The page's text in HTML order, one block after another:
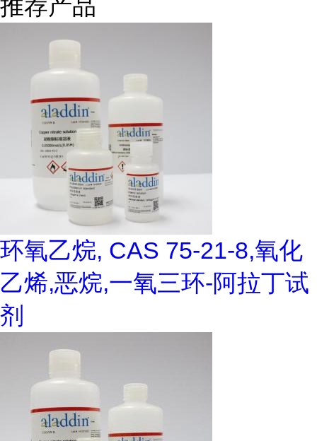
推荐产品
环氧乙烷, CAS 75-21-8,氧化
乙烯,恶烷,一氧三环-阿拉丁试
剂